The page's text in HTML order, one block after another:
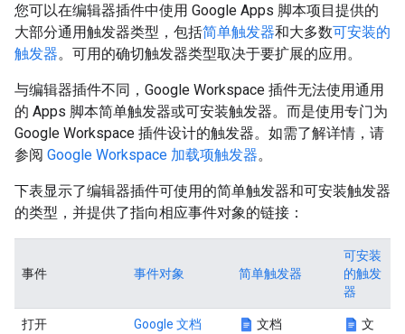
您可以在编辑器插件中使用 Google Apps 脚本项目提供的
大部分通用触发器类型，包括简单触发器和大多数可安装的
触发器。可用的确切触发器类型取决于要扩展的应用。
与编辑器插件不同，Google Workspace 插件无法使用通用
的 Apps 脚本简单触发器或可安装触发器。而是使用专门为
Google Workspace 插件设计的触发器。如需了解详情，请
参阅 Google Workspace 加载项触发器。
下表显示了编辑器插件可使用的简单触发器和可安装触发器
的类型，并提供了指向相应事件对象的链接：
事件 事件对象 简单触发器
可安装
的触发
器
打开
Google 文档
文档
文